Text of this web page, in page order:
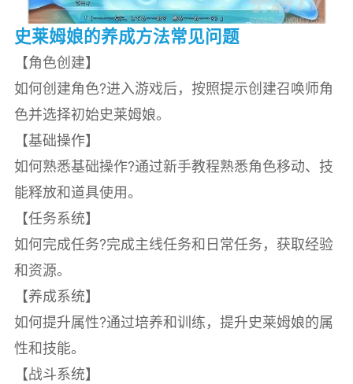
史莱姆娘的养成方法常见问题
【角色创建】
如何创建角色?进入游戏后，按照提示创建召唤师角
色并选择初始史莱姆娘。
【基础操作】
如何熟悉基础操作?通过新手教程熟悉角色移动、技
能释放和道具使用。
【任务系统】
如何完成任务?完成主线任务和日常任务，获取经验
和资源。
【养成系统】
如何提升属性?通过培养和训练，提升史莱姆娘的属
性和技能。
【战斗系统】